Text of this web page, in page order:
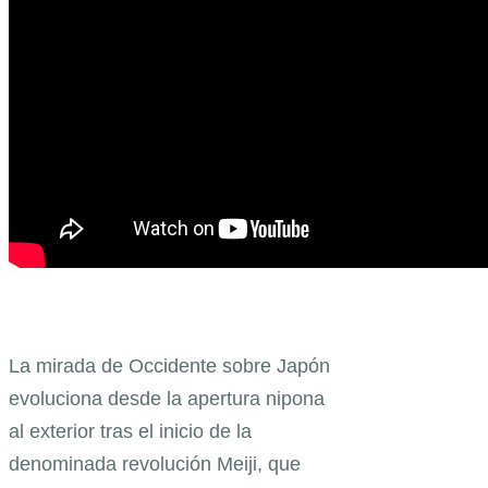
La mirada de Occidente sobre Japón
evoluciona desde la apertura nipona
al exterior tras el inicio de la
denominada revolución Meiji, que